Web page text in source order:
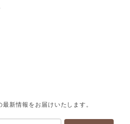
新情報をお届けいたします。